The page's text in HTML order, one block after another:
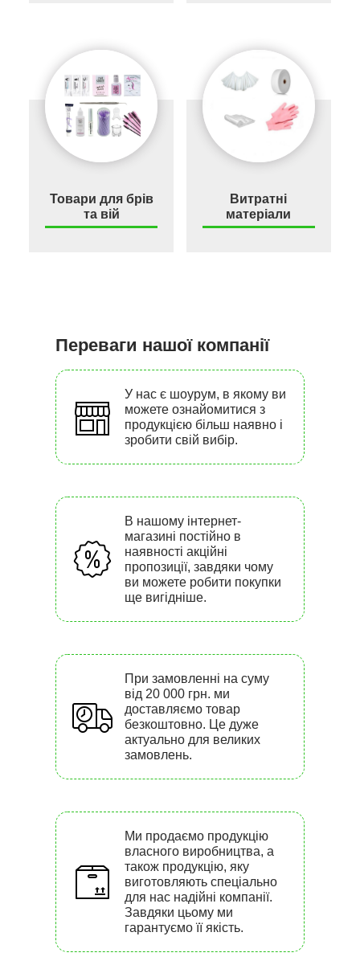
Товари для брів
та вій
Витратні
матеріали
Переваги нашої компанії
У нас є шоурум, в якому ви
можете ознайомитися з
продукцією більш наявно і
зробити свій вибір.
В нашому інтернет-
магазині постійно в
наявності акційні
пропозиції, завдяки чому
ви можете робити покупки
ще вигідніше.
При замовленні на суму
від 20 000 грн. ми
доставляємо товар
безкоштовно. Це дуже
актуально для великих
замовлень.
Ми продаємо продукцію
власного виробництва, а
також продукцію, яку
виготовляють спеціально
для нас надійні компанії.
Завдяки цьому ми
гарантуємо її якість.